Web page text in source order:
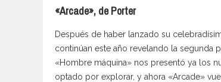
«Arcade», de Porter
Después de haber lanzado su
continúan este año revelando la segunda
«Hombre máquina» nos presentó ya los
optado por explorar, y ahora «Arcade»